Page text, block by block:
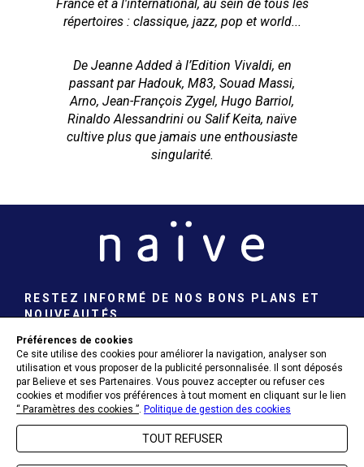
France et à l'international, au sein de tous les
répertoires : classique, jazz, pop et world...
De Jeanne Added à l’Edition Vivaldi, en
passant par Hadouk, M83, Souad Massi,
Arno, Jean-François Zygel, Hugo Barriol,
Rinaldo Alessandrini ou Salif Keita, naïve
cultive plus que jamais une enthousiaste
singularité.
RESTEZ INFORMÉ DE NOS BONS PLANS ET
NOUVEAUTÉS
ENVOYER
A PROPOS DE NAÏVE
Préférences de cookies
Ce site utilise des cookies pour améliorer la navigation, analyser son
utilisation et vous proposer de la publicité personnalisée. Il sont déposés
par Believe et ses Partenaires. Vous pouvez accepter ou refuser ces
cookies et modifier vos préférences à tout moment en cliquant sur le lien
“ Paramètres des cookies ”. Politique de gestion des cookies
TOUT REFUSER